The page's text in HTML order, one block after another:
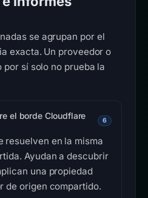
se agrupan por el
exacta. Un proveedor o
sí solo no prueba la
el borde Cloudflare
6
resuelven en la misma
Ayudan a descubrir
una propiedad
de origen compartido.